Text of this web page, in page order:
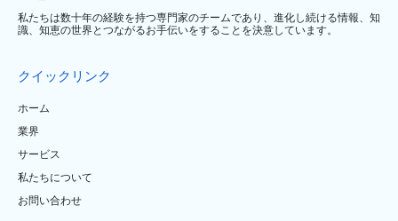
私たちは数十年の経験を持つ専門家のチームであり、進化し続ける情報、知
識、知恵の世界とつながるお手伝いをすることを決意しています。
クイックリンク
ホーム
業界
サービス
私たちについて
お問い合わせ